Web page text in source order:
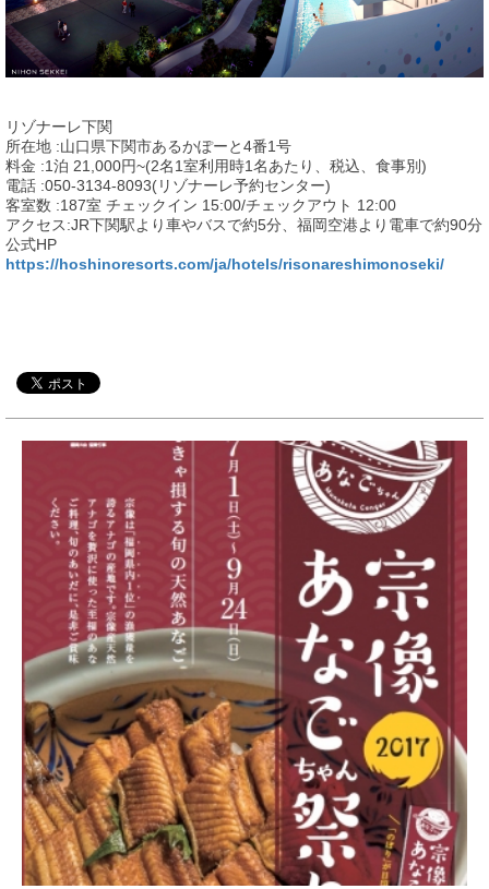
リゾナーレ下関
所在地 :山口県下関市あるかぽーと4番1号
料金 :1泊 21,000円~(2名1室利用時1名あたり、税込、食事別)
電話 :050-3134-8093(リゾナーレ予約センター)
客室数 :187室 チェックイン 15:00/チェックアウト 12:00
アクセス:JR下関駅より車やバスで約5分、福岡空港より電車で約90分
公式HP
https://hoshinoresorts.com/ja/hotels/risonareshimonoseki/